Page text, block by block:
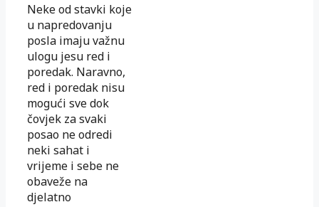
Neke od stavki koje
u napredovanju
posla imaju važnu
ulogu jesu red i
poredak. Naravno,
red i poredak nisu
mogući sve dok
čovjek za svaki
posao ne odredi
neki sahat i
vrijeme i sebe ne
obaveže na
djelatno